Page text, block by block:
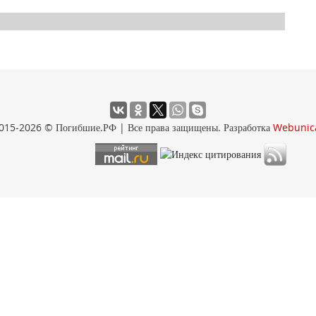
2026 © Погибшие.РФ | Все права защищены. Разработка